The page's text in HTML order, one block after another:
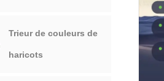
Trieur de couleurs de
haricots